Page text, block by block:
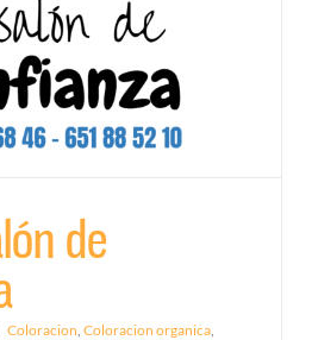
de
Coloracion Coloracion organica